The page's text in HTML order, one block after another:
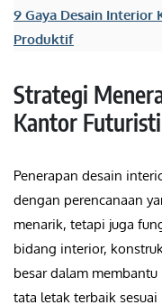
9 Gaya Desain Interior
Produktif
Strategi
Kantor
Penerapan desain
dengan perencanaan
menarik, tetapi juga
bidang interior,
besar dalam
tata letak terbaik sesuai